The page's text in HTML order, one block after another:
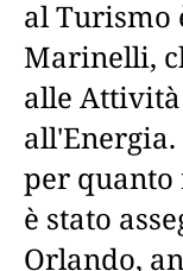
al Turismo
Marinelli,
alle
per
è stato
Orlando,